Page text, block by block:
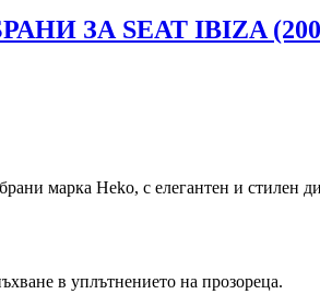
ЗА SEAT IBIZA
марка Heko, с елегантен и стилен
в уплътнението на прозореца.